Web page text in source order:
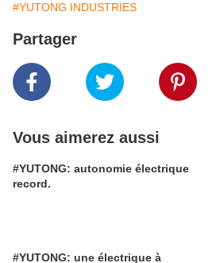
#YUTONG INDUSTRIES
Partager
Vous aimerez aussi
#YUTONG: autonomie électrique
record.
#YUTONG: une électrique à